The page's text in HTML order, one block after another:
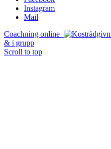
Instagram
Mail
Coachning online
& i grupp
Scroll to top